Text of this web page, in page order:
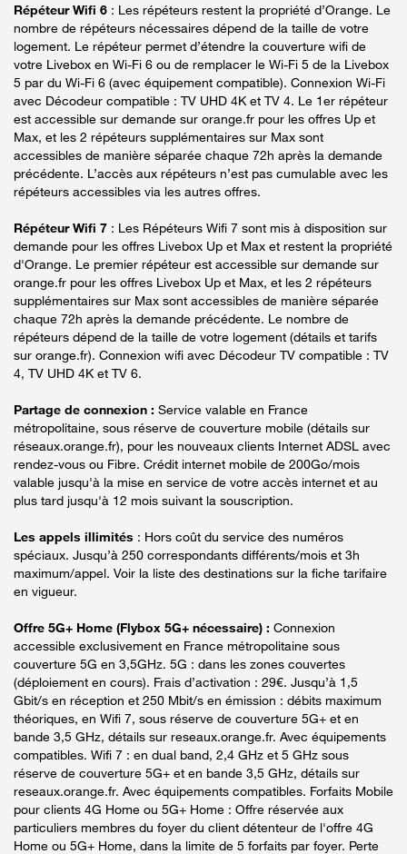
Répéteur Wifi 6 : Les répéteurs restent la propriété d’Orange. Le
nombre de répéteurs nécessaires dépend de la taille de votre
logement. Le répéteur permet d’étendre la couverture wifi de
votre Livebox en Wi-Fi 6 ou de remplacer le Wi-Fi 5 de la Livebox
5 par du Wi-Fi 6 (avec équipement compatible). Connexion Wi-Fi
avec Décodeur compatible : TV UHD 4K et TV 4. Le 1er répéteur
est accessible sur demande sur orange.fr pour les offres Up et
Max, et les 2 répéteurs supplémentaires sur Max sont
accessibles de manière séparée chaque 72h après la demande
précédente. L’accès aux répéteurs n’est pas cumulable avec les
répéteurs accessibles via les autres offres.
Répéteur Wifi 7 : Les Répéteurs Wifi 7 sont mis à disposition sur
demande pour les offres Livebox Up et Max et restent la propriété
d'Orange. Le premier répéteur est accessible sur demande sur
orange.fr pour les offres Livebox Up et Max, et les 2 répéteurs
supplémentaires sur Max sont accessibles de manière séparée
chaque 72h après la demande précédente. Le nombre de
répéteurs dépend de la taille de votre logement (détails et tarifs
sur orange.fr). Connexion wifi avec Décodeur TV compatible : TV
4, TV UHD 4K et TV 6.
Partage de connexion : Service valable en France
métropolitaine, sous réserve de couverture mobile (détails sur
réseaux.orange.fr), pour les nouveaux clients Internet ADSL avec
rendez-vous ou Fibre. Crédit internet mobile de 200Go/mois
valable jusqu'à la mise en service de votre accès internet et au
plus tard jusqu'à 12 mois suivant la souscription.
Les appels illimités : Hors coût du service des numéros
spéciaux. Jusqu’à 250 correspondants différents/mois et 3h
maximum/appel. Voir la liste des destinations sur la fiche tarifaire
en vigueur.
Offre 5G+ Home (Flybox 5G+ nécessaire) : Connexion
accessible exclusivement en France métropolitaine sous
couverture 5G en 3,5GHz. 5G : dans les zones couvertes
(déploiement en cours). Frais d’activation : 29€. Jusqu’à 1,5
Gbit/s en réception et 250 Mbit/s en émission : débits maximum
théoriques, en Wifi 7, sous réserve de couverture 5G+ et en
bande 3,5 GHz, détails sur reseaux.orange.fr. Avec équipements
compatibles. Wifi 7 : en dual band, 2,4 GHz et 5 GHz sous
réserve de couverture 5G+ et en bande 3,5 GHz, détails sur
reseaux.orange.fr. Avec équipements compatibles. Forfaits Mobile
pour clients 4G Home ou 5G+ Home : Offre réservée aux
particuliers membres du foyer du client détenteur de l'offre 4G
Home ou 5G+ Home, dans la limite de 5 forfaits par foyer. Perte